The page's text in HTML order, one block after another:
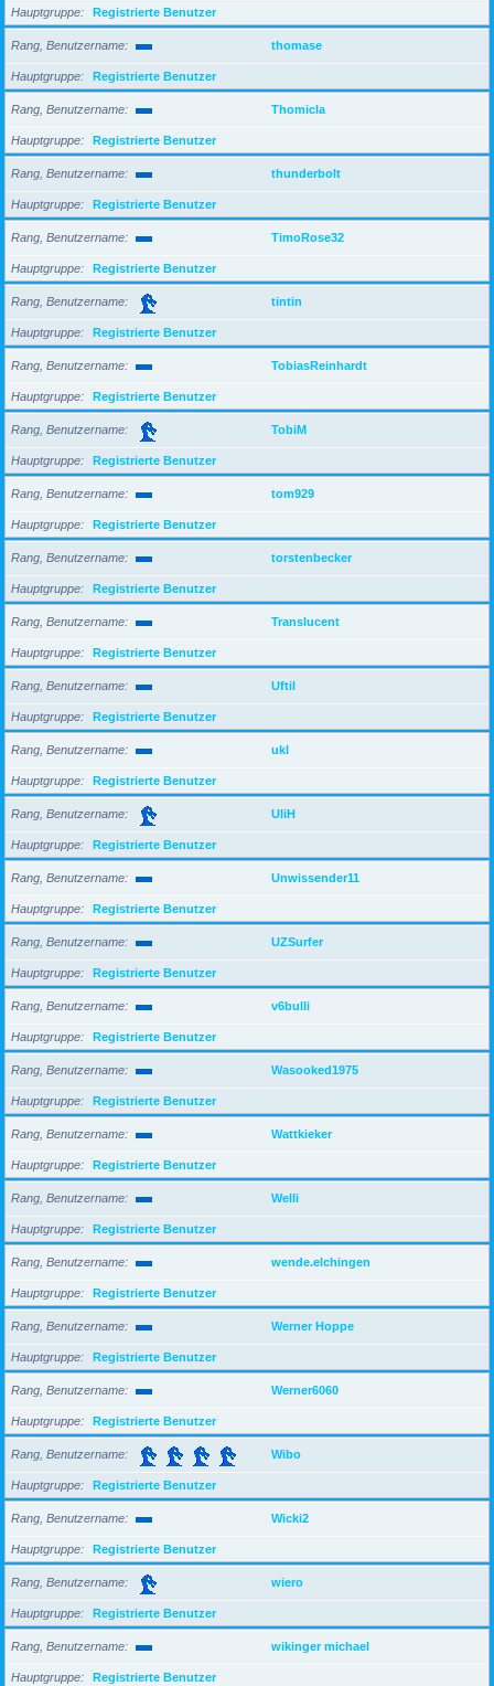
Hauptgruppe Registrierte Benutzer
Rang, Benutzername thomase
Hauptgruppe Registrierte Benutzer
Rang, Benutzername Thomicla
Hauptgruppe Registrierte Benutzer
Rang, Benutzername thunderbolt
Hauptgruppe Registrierte Benutzer
Rang, Benutzername TimoRose32
Hauptgruppe Registrierte Benutzer
Rang, Benutzername tintin
Hauptgruppe Registrierte Benutzer
Rang, Benutzername TobiasReinhardt
Hauptgruppe Registrierte Benutzer
Rang, Benutzername TobiM
Hauptgruppe Registrierte Benutzer
Rang, Benutzername tom929
Hauptgruppe Registrierte Benutzer
Rang, Benutzername torstenbecker
Hauptgruppe Registrierte Benutzer
Rang, Benutzername Translucent
Hauptgruppe Registrierte Benutzer
Rang, Benutzername Uftil
Hauptgruppe Registrierte Benutzer
Rang, Benutzername ukl
Hauptgruppe Registrierte Benutzer
Rang, Benutzername UliH
Hauptgruppe Registrierte Benutzer
Rang, Benutzername Unwissender11
Hauptgruppe Registrierte Benutzer
Rang, Benutzername UZSurfer
Hauptgruppe Registrierte Benutzer
Rang, Benutzername v6bulli
Hauptgruppe Registrierte Benutzer
Rang, Benutzername Wasooked1975
Hauptgruppe Registrierte Benutzer
Rang, Benutzername Wattkieker
Hauptgruppe Registrierte Benutzer
Rang, Benutzername Welli
Hauptgruppe Registrierte Benutzer
Rang, Benutzername wende.elchingen
Hauptgruppe Registrierte Benutzer
Rang, Benutzername Werner Hoppe
Hauptgruppe Registrierte Benutzer
Rang, Benutzername Werner6060
Hauptgruppe Registrierte Benutzer
Rang, Benutzername Wibo
Hauptgruppe Registrierte Benutzer
Rang, Benutzername Wicki2
Hauptgruppe Registrierte Benutzer
Rang, Benutzername wiero
Hauptgruppe Registrierte Benutzer
Rang, Benutzername wikinger michael
Hauptgruppe Registrierte Benutzer